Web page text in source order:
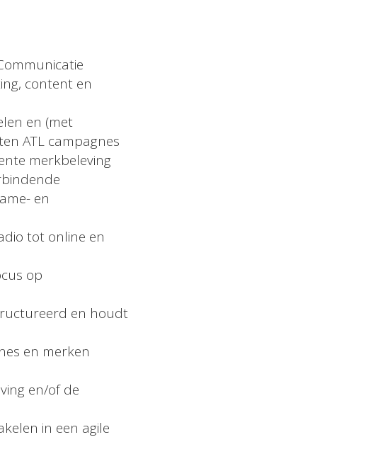
content en
en (met
ATL campagnes
merkbeleving
en
tot online en
op
en houdt
en merken
en/of de
in een agile